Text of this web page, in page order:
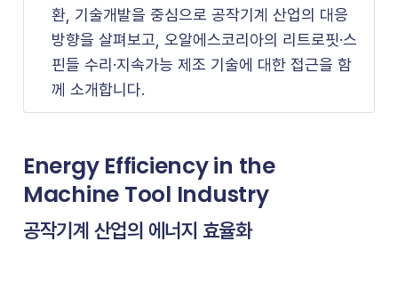
환, 기술개발을 중심으로 공작기계 산업의 대응
방향을 살펴보고, 오알에스코리아의 리트로핏·스
핀들 수리·지속가능 제조 기술에 대한 접근을 함
께 소개합니다.
Energy Efficiency in the
Machine Tool Industry
공작기계 산업의 에너지 효율화